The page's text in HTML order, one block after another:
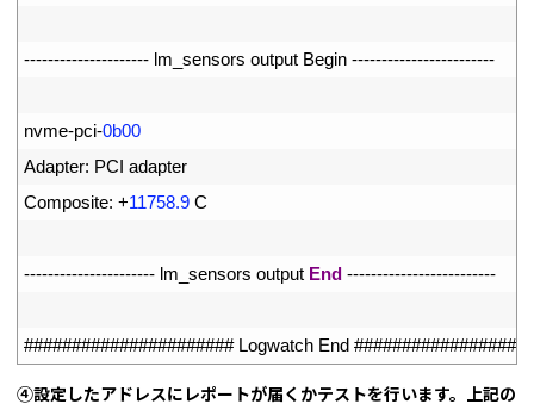
--------------------- lm_sensors output Begin ------------------------
nvme-pci-0b00
Adapter: PCI adapter
Composite: +11758.9 C
---------------------- lm_sensors output End -------------------------
###################### Logwatch End
④設定したアドレスにレポートが届くかテストを行います。上記の